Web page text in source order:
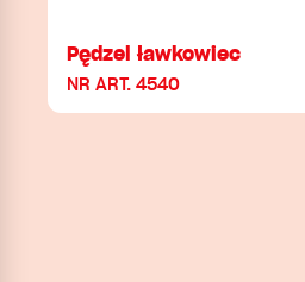
Pędzel ławkowiec
NR ART. 4540